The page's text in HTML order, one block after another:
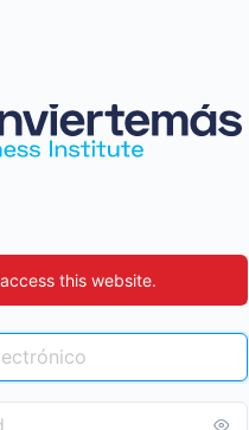
this website.